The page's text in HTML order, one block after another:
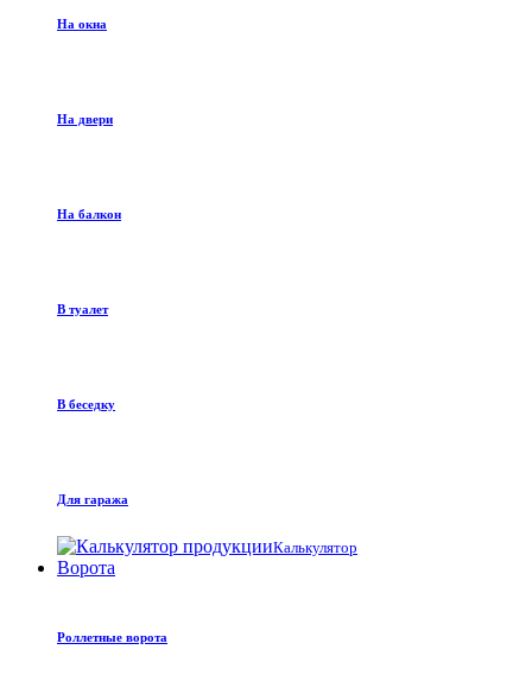
На окна
На двери
На балкон
В туалет
В беседку
Для гаража
Калькулятор
Ворота
Роллетные ворота